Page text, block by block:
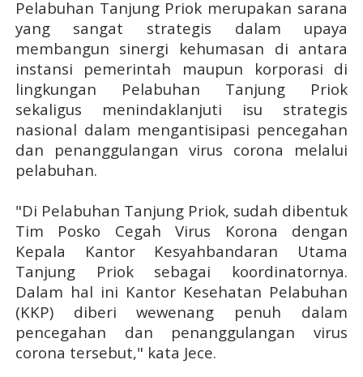
Pelabuhan Tanjung Priok merupakan sarana
yang sangat strategis dalam upaya
membangun sinergi kehumasan di antara
instansi pemerintah maupun korporasi di
lingkungan Pelabuhan Tanjung Priok
sekaligus menindaklanjuti isu strategis
nasional dalam mengantisipasi pencegahan
dan penanggulangan virus corona melalui
pelabuhan.
"Di Pelabuhan Tanjung Priok, sudah dibentuk
Tim Posko Cegah Virus Korona dengan
Kepala Kantor Kesyahbandaran Utama
Tanjung Priok sebagai koordinatornya.
Dalam hal ini Kantor Kesehatan Pelabuhan
(KKP) diberi wewenang penuh dalam
pencegahan dan penanggulangan virus
corona tersebut," kata Jece.